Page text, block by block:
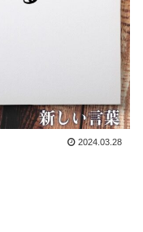
2024.03.28